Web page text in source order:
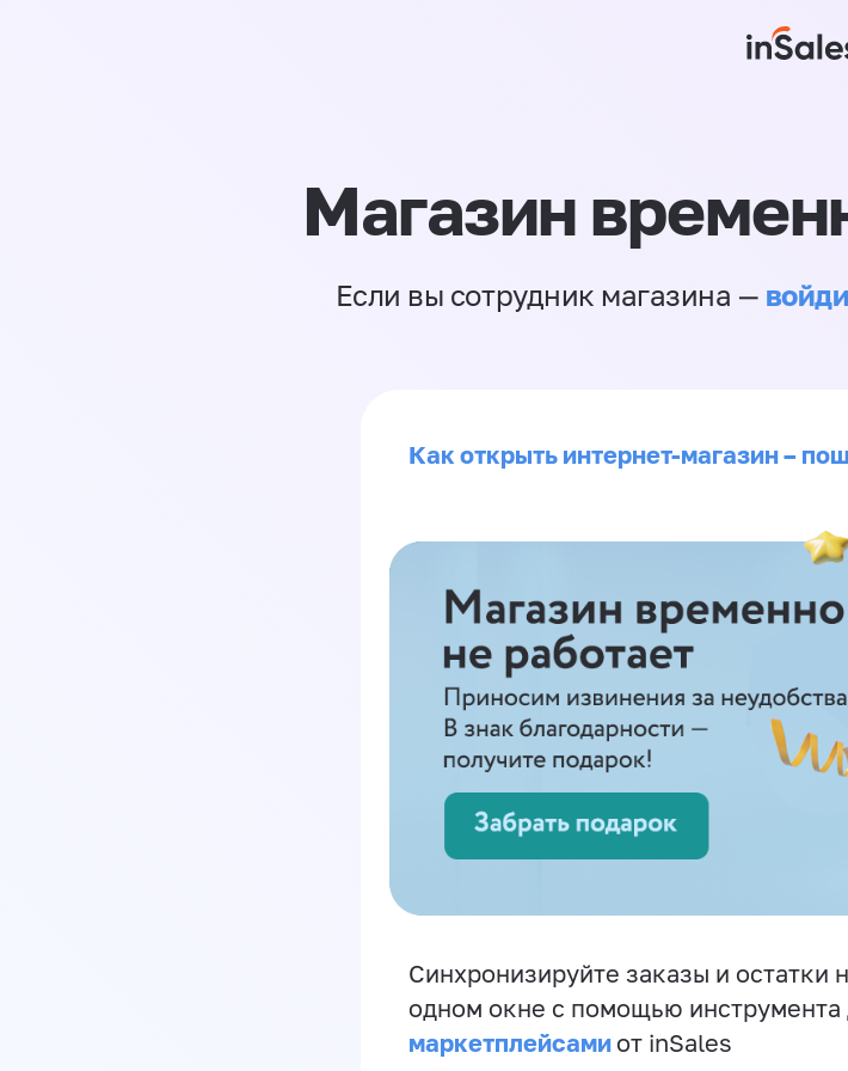
Магазин
Если вы сотрудник магазина —
Как открыть интернет-магазин –
Синхронизируйте заказы и остатки
одном окне с помощью инструмента
маркетплейсами от inSales